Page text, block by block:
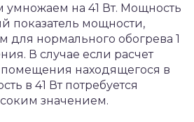
на 41 Вт. Мощность
показатель мощности,
для нормального обогрева 1
В случае если расчет
находящегося в
в 41 Вт потребуется
значением.